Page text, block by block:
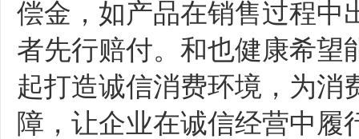
偿金，如产品在销售过程中
者先行赔付。和也健康希望
起打造诚信消费环境，为消
障，让企业在诚信经营中履